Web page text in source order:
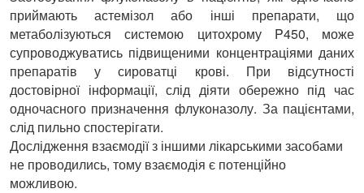
приймають астемізол або інші препарати, що
метаболізуються системою цитохрому P450, може
супроводжуватись підвищеними концентраціями даних
препаратів у сироватці крові. При відсутності
достовірної інформації, слід діяти обережно під час
одночасного призначення флуконазолу. За пацієнтами,
слід пильно спостерігати.
Дослідження взаємодії з іншими лікарськими засобами
не проводились, тому взаємодія є потенційно
можливою.